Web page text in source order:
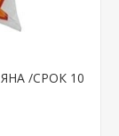
/СРОК 10